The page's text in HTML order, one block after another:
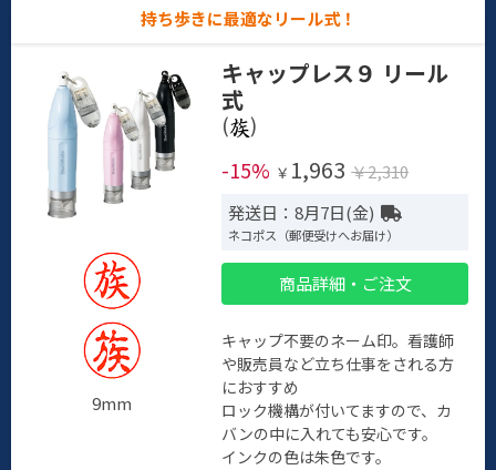
持ち歩きに最適なリール式！
9mm
キャップレス９ リール
式
(
)
-15% ￥ 1,963 ￥2,310
発送日：8月7日(金)
ネコポス（郵便受けへお届け）
商品詳細・ご注文
キャップ不要のネーム印。看護師
や販売員など立ち仕事をされる方
におすすめ
ロック機構が付いてますので、カ
バンの中に入れても安心です。
インクの色は朱色です。